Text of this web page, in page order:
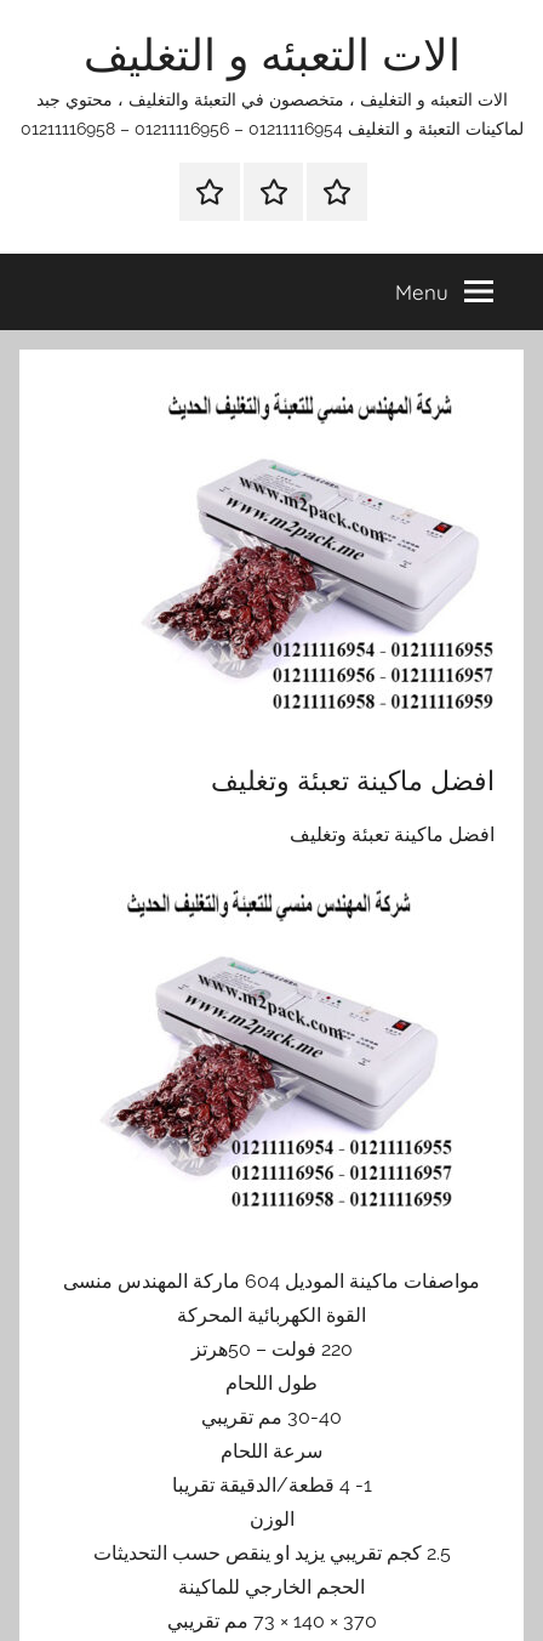
الات التعبئه و التغليف
الات التعبئه و التغليف ، متخصصون في التعبئة والتغليف ، محتوي جبد
لماكينات التعبئة و التغليف 01211116954 – 01211116956 – 01211116958
الرئيسيةاتصل
اتـصـل
في
التي
Menu
افضل ماكينة تعبئة وتغليف
افضل ماكينة تعبئة وتغليف
مواصفات ماكينة الموديل 604 ماركة المهندس منسى
القوة الكهربائية المحركة
220 فولت – 50هرتز
طول اللحام
30-40 مم تقريبي
سرعة اللحام
1- 4 قطعة/الدقيقة تقريبا
الوزن
2.5 كجم تقريبي يزيد او ينقص حسب التحديثات
الحجم الخارجي للماكينة
370 × 140 × 73 مم تقريبي